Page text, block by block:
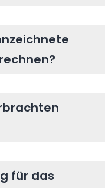
für das